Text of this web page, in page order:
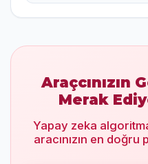
Araçcınızın
Merak
Yapay zeka
aracınızın en